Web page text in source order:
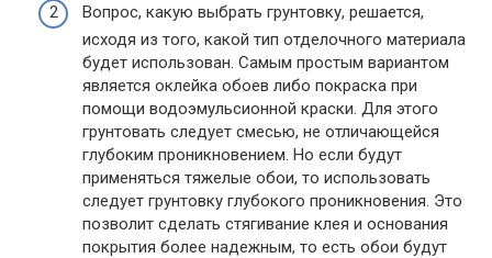
Вопрос, какую выбрать грунтовку, решается,
исходя из того, какой тип отделочного материала
будет использован. Самым простым вариантом
является оклейка обоев либо покраска при
помощи водоэмульсионной краски. Для этого
грунтовать следует смесью, не отличающейся
глубоким проникновением. Но если будут
применяться тяжелые обои, то использовать
следует грунтовку глубокого проникновения. Это
позволит сделать стягивание клея и основания
покрытия более надежным, то есть обои будут